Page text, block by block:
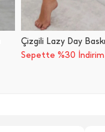
Sepette %30 İndirim